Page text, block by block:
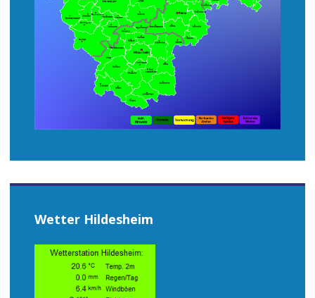
Wetter Hildesheim